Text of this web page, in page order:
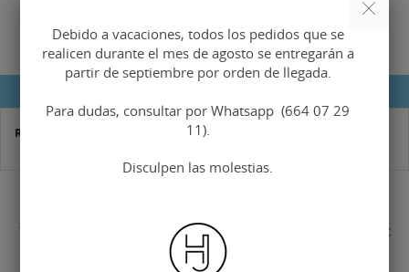
Referencia
16 OTROS PRODUCTOS EN LA MISMA CATEGORÍA:
Debido a vacaciones, todos los pedidos que se
realicen durante el mes de agosto se entregarán a
partir de septiembre por orden de llegada.
Para dudas, consultar por Whatsapp (664 07 29
11).
Disculpen las molestias.